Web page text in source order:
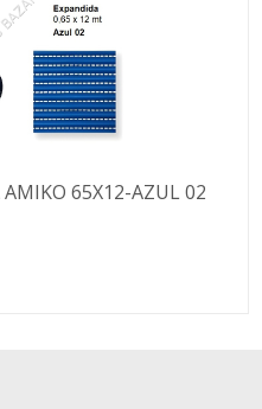
65X12-AZUL 02